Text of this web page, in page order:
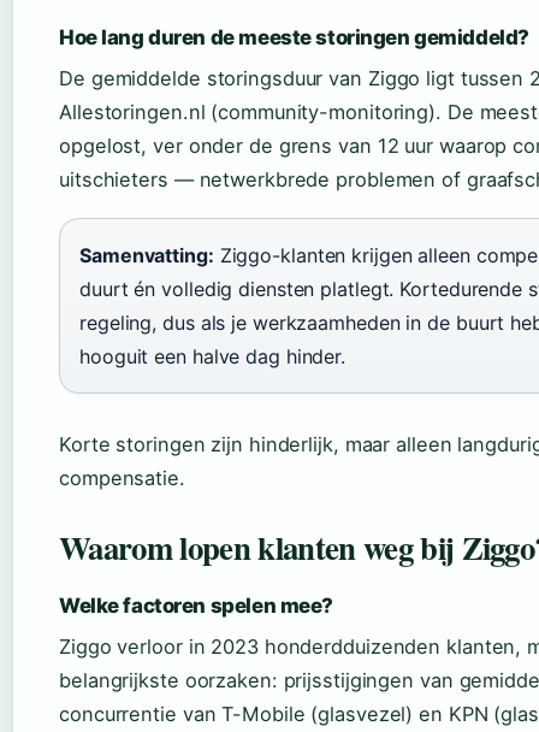
Hoe lang duren de meeste storingen gemiddeld?
De gemiddelde storingsduur van Ziggo ligt tussen
Allestoringen.nl (community-monitoring). De
opgelost, ver onder de grens van 12 uur waarop
uitschieters — netwerkbrede problemen of
Samenvatting: Ziggo-klanten krijgen alleen
duurt én volledig diensten platlegt. Kortedurende
regeling, dus als je werkzaamheden in de buurt
hooguit een halve dag hinder.
Korte storingen zijn hinderlijk, maar alleen
compensatie.
Waarom lopen klanten weg bij
Welke factoren spelen mee?
Ziggo verloor in 2023 honderdduizenden klanten,
belangrijkste oorzaken: prijsstijgingen van
concurrentie van T-Mobile (glasvezel) en KPN